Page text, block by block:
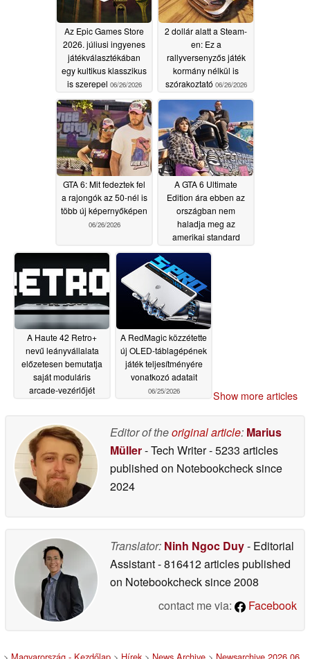
Az Epic Games Store
2026. júliusi ingyenes
játékválasztékában
egy kultikus klasszikus
is szerepel 06/26/2026
2 dollár alatt a Steam-
en: Ez a
rallyversenyzős játék
kormány nélkül is
szórakoztató 06/26/2026
GTA 6: Mit fedeztek fel
a rajongók az 50-nél is
több új képernyőképen
06/26/2026
A GTA 6 Ultimate
Edition ára ebben az
országban nem
haladja meg az
amerikai standard
A Haute 42 Retro+
nevű leányvállalata
előzetesen bemutatja
saját moduláris
arcade-vezérlőjét
A RedMagic közzétette
új OLED-táblagépének
játék teljesítményére
vonatkozó adatait
06/25/2026 Show more articles
Editor of theoriginal article: Marius
Müller- Tech Writer- 5233 articles
published on Notebookchecksince
2024
Translator: Ninh Ngoc Duy- Editorial
Assistant- 816412 articles published
on Notebookchecksince 2008
contact me via:
Facebook